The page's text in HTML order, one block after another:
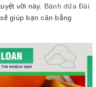
vời này. Bánh dứa Đài
giúp bạn cân bằng